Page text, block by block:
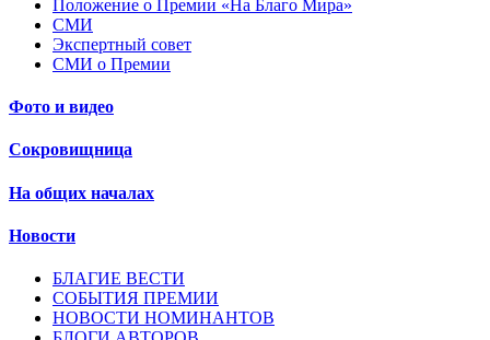
Положение о Премии «На Благо Мира»
СМИ
Экспертный совет
СМИ о Премии
Фото и видео
Сокровищница
На общих началах
Новости
БЛАГИЕ ВЕСТИ
СОБЫТИЯ ПРЕМИИ
НОВОСТИ НОМИНАНТОВ